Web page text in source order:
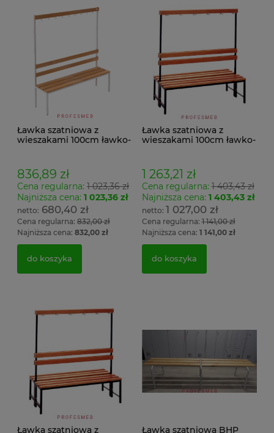
Ławka szatniowa z
wieszakami 100cm ławko-
836,89 zł
Cena regularna: 1 023,36 zł
Najniższa cena: 1 023,36 zł
680,40 zł
Cena regularna: 832,00 zł
Najniższa cena: 832,00 zł
do koszyka
Ławka szatniowa z
wieszakami 100cm ławko-
1 263,21 zł
Cena regularna:1 403,43 zł
Najniższa cena: 1 403,43 zł
1 027,00 zł
Cena regularna:1 141,00 zł
Najniższa cena: 1 141,00 zł
do koszyka
Ławka szatniowa z
Ławka szatniowa BHP